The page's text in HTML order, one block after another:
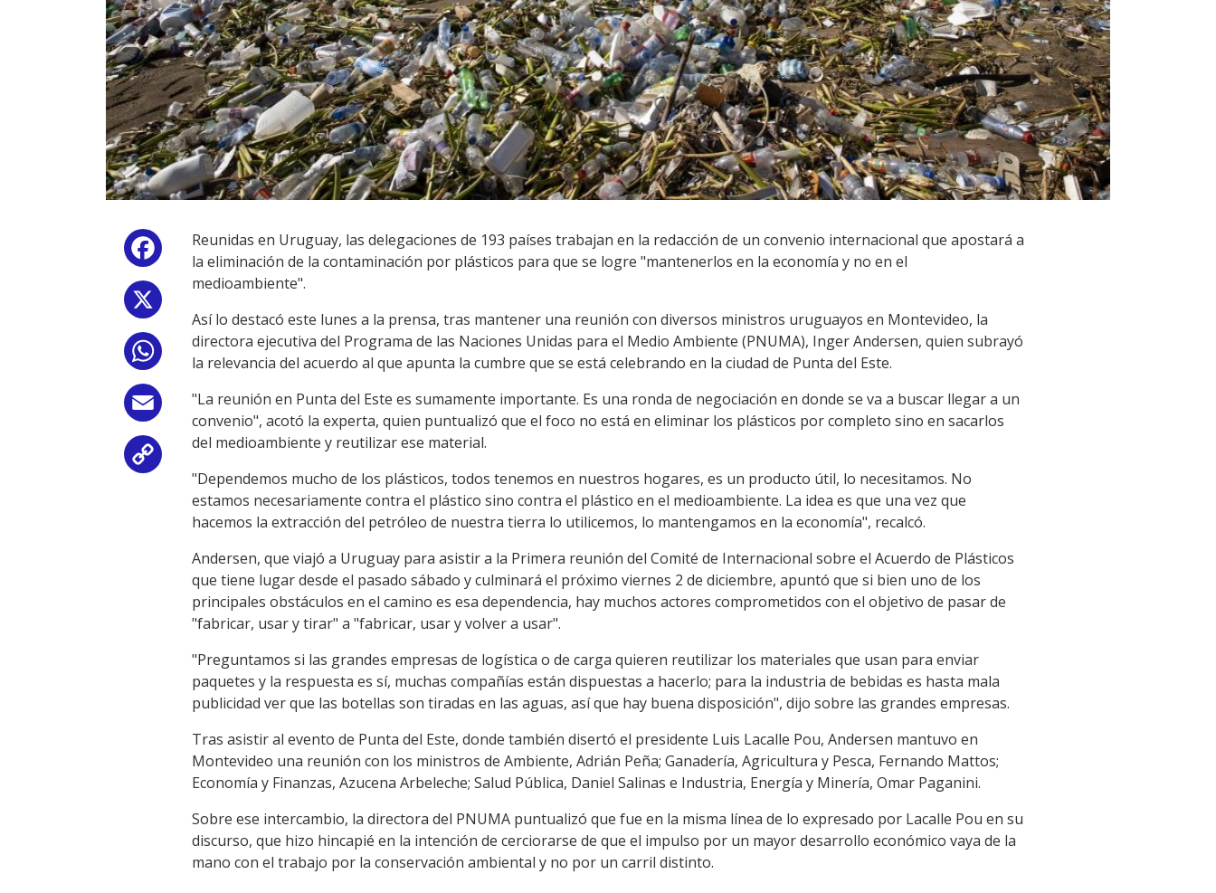
Facebook
WhatsApp
Email
Link
Reunidas en Uruguay, las delegaciones de 193 países trabajan en la redacción de un convenio internacional que apostará a
la eliminación de la contaminación por plásticos para que se logre "mantenerlos en la economía y no en el
medioambiente".
Así lo destacó este lunes a la prensa, tras mantener una reunión con diversos ministros uruguayos en Montevideo, la
directora ejecutiva del Programa de las Naciones Unidas para el Medio Ambiente (PNUMA), Inger Andersen, quien subrayó
la relevancia del acuerdo al que apunta la cumbre que se está celebrando en la ciudad de Punta del Este.
"La reunión en Punta del Este es sumamente importante. Es una ronda de negociación en donde se va a buscar llegar a un
convenio", acotó la experta, quien puntualizó que el foco no está en eliminar los plásticos por completo sino en sacarlos
del medioambiente y reutilizar ese material.
"Dependemos mucho de los plásticos, todos tenemos en nuestros hogares, es un producto útil, lo necesitamos. No
estamos necesariamente contra el plástico sino contra el plástico en el medioambiente. La idea es que una vez que
hacemos la extracción del petróleo de nuestra tierra lo utilicemos, lo mantengamos en la economía", recalcó.
Andersen, que viajó a Uruguay para asistir a la Primera reunión del Comité de Internacional sobre el Acuerdo de Plásticos
que tiene lugar desde el pasado sábado y culminará el próximo viernes 2 de diciembre, apuntó que si bien uno de los
principales obstáculos en el camino es esa dependencia, hay muchos actores comprometidos con el objetivo de pasar de
"fabricar, usar y tirar" a "fabricar, usar y volver a usar".
"Preguntamos si las grandes empresas de logística o de carga quieren reutilizar los materiales que usan para enviar
paquetes y la respuesta es sí, muchas compañías están dispuestas a hacerlo; para la industria de bebidas es hasta mala
publicidad ver que las botellas son tiradas en las aguas, así que hay buena disposición", dijo sobre las grandes empresas.
Tras asistir al evento de Punta del Este, donde también disertó el presidente Luis Lacalle Pou, Andersen mantuvo en
Montevideo una reunión con los ministros de Ambiente, Adrián Peña; Ganadería, Agricultura y Pesca, Fernando Mattos;
Economía y Finanzas, Azucena Arbeleche; Salud Pública, Daniel Salinas e Industria, Energía y Minería, Omar Paganini.
Sobre ese intercambio, la directora del PNUMA puntualizó que fue en la misma línea de lo expresado por Lacalle Pou en su
discurso, que hizo hincapié en la intención de cerciorarse de que el impulso por un mayor desarrollo económico vaya de la
mano con el trabajo por la conservación ambiental y no por un carril distinto.